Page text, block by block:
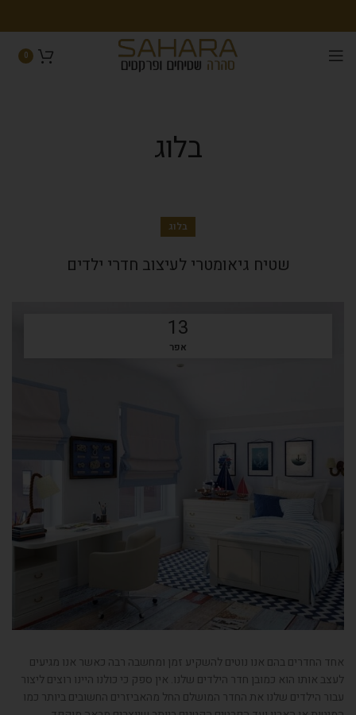
0
בלוג
בלוג
שטיח גיאומטרי לעיצוב חדרי ילדים
13
אפר
אחד החדרים בהם אנו נוטים להשקיע זמן ומחשבה רבה כאשר אנו מגיעים
לעצב אותו הוא כמובן חדר הילדים שלנו. אין ספק כי כולנו היינו רוצים ליצור
עבור הילדים שלנו את החדר המושלם החל מהאביזרים החשובים ביותר כמו